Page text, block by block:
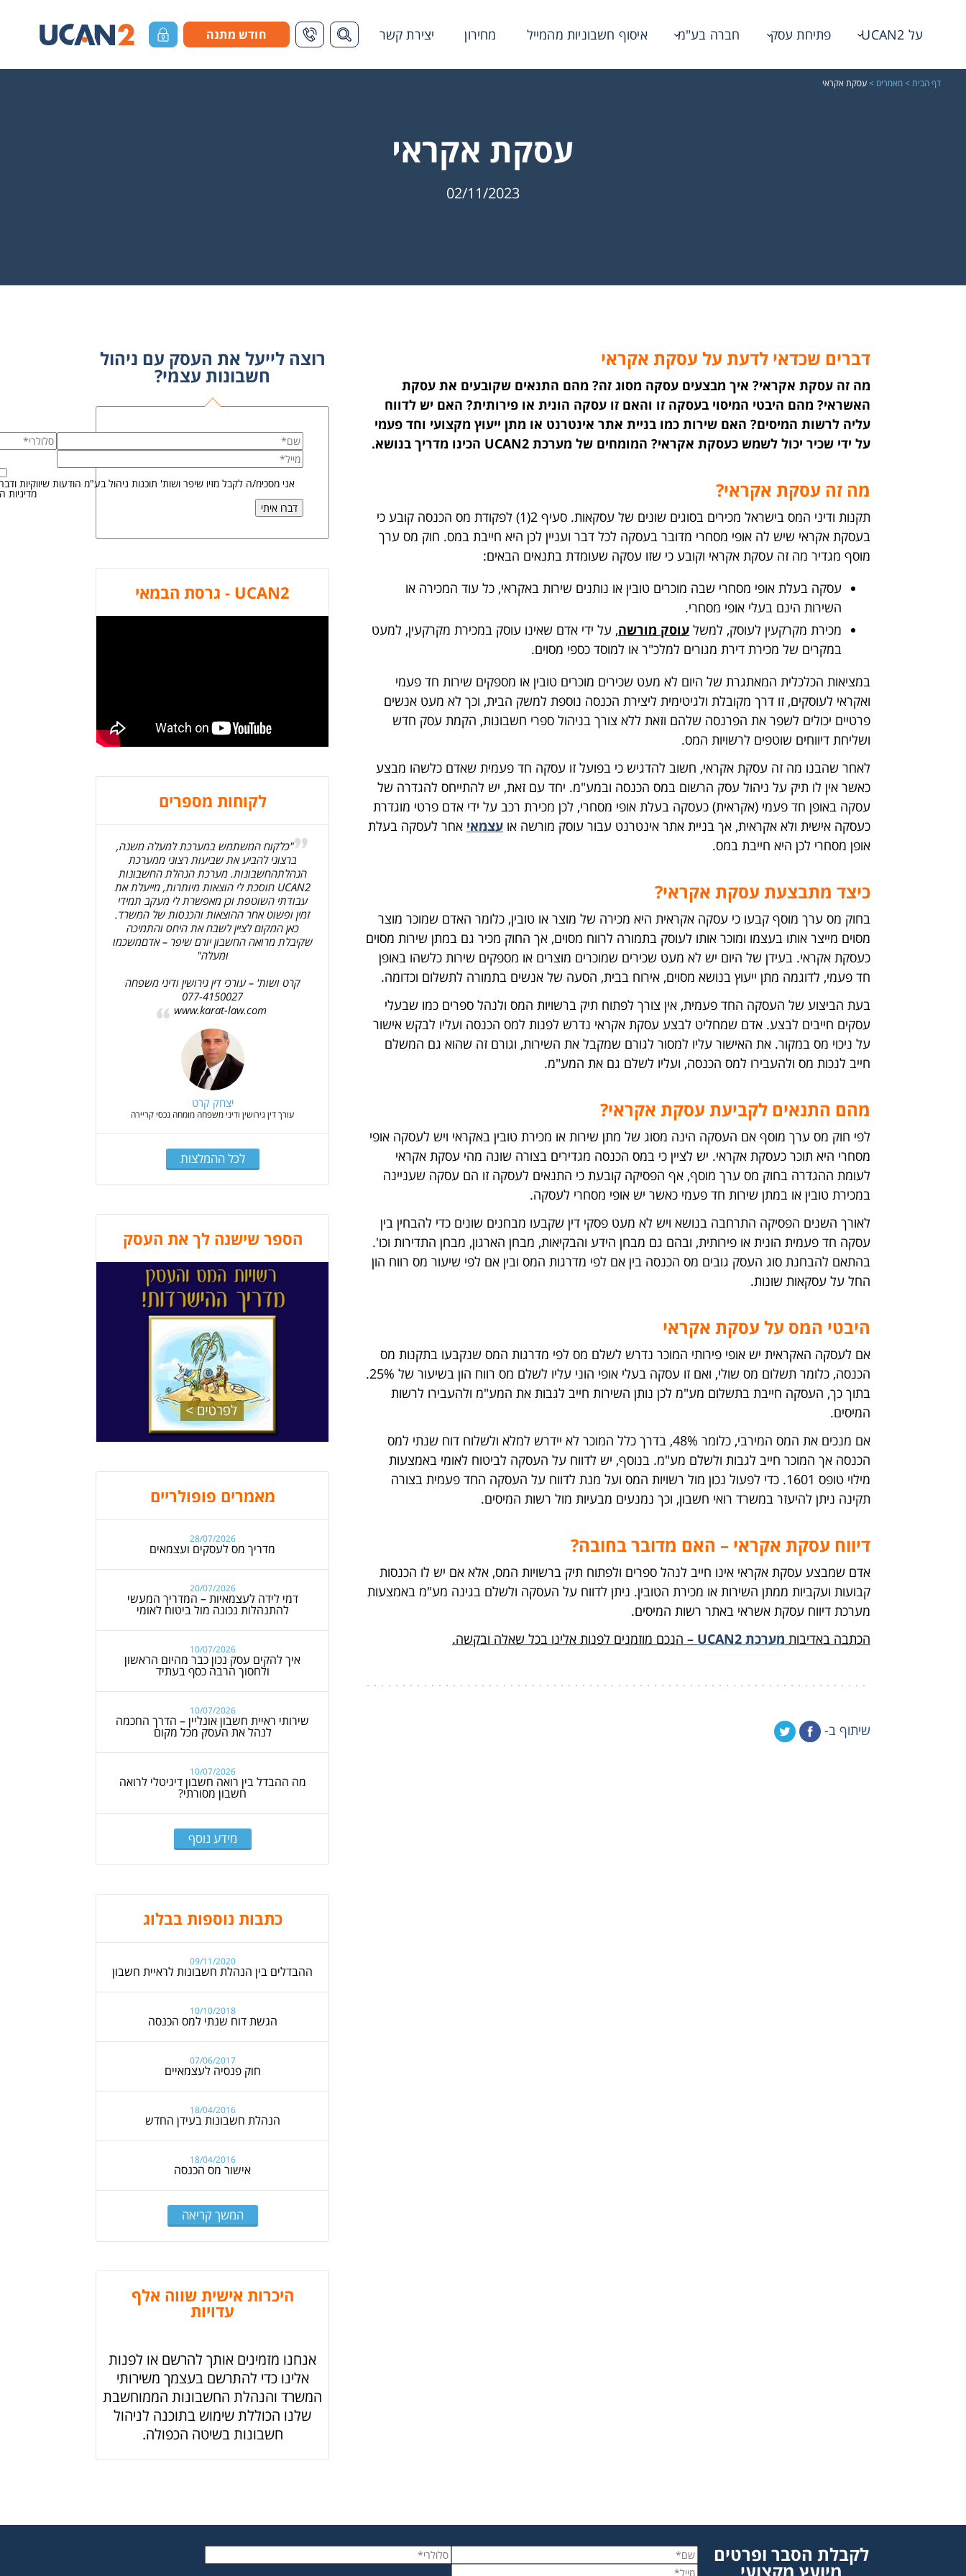
על UCAN2 פתיחת עסק חברה בע"מ איסוף חשבוניות מהמייל מחירון יצירת קשר הצג שדה חיפוש1-700-700-655
חודש מתנה כניסת לקוחות
דף הבית >מאמרים >עסקת אקראי
עסקת אקראי
02/11/2023
דברים שכדאי לדעת על עסקת אקראי
מה זה עסקת אקראי? איך מבצעים עסקה מסוג זה? מהם התנאים שקובעים את עסקת
האשראי? מהם היבטי המיסוי בעסקה זו והאם זו עסקה הונית או פירותית? האם יש לדווח
עליה לרשות המיסים? האם שירות כמו בניית אתר אינטרנט או מתן ייעוץ מקצועי וחד פעמי
על ידי שכיר יכול לשמש כעסקת אקראי? המומחים של מערכת UCAN2 הכינו מדריך בנושא.
מה זה עסקת אקראי?
תקנות ודיני המס בישראל מכירים בסוגים שונים של עסקאות. סעיף 2(1) לפקודת מס הכנסה קובע כי
בעסקת אקראי שיש לה אופי מסחרי מדובר בעסקה לכל דבר ועניין לכן היא חייבת במס. חוק מס ערך
מוסף מגדיר מה זה עסקת אקראי וקובע כי שזו עסקה שעומדת בתנאים הבאים:
עסקה בעלת אופי מסחרי שבה מוכרים טובין או נותנים שירות באקראי, כל עוד המכירה או
השירות הינם בעלי אופי מסחרי.
מכירת מקרקעין לעוסק, למשל עוסק מורשה, על ידי אדם שאינו עוסק במכירת מקרקעין, למעט
במקרים של מכירת דירת מגורים למלכ"ר או למוסד כספי מסוים.
במציאות הכלכלית המאתגרת של היום לא מעט שכירים מוכרים טובין או מספקים שירות חד פעמי
ואקראי לעוסקים, זו דרך מקובלת ולגיטימית ליצירת הכנסה נוספת למשק הבית, וכך לא מעט אנשים
פרטיים יכולים לשפר את הפרנסה שלהם וזאת ללא צורך בניהול ספרי חשבונות, הקמת עסק חדש
ושליחת דיווחים שוטפים לרשויות המס.
לאחר שהבנו מה זה עסקת אקראי, חשוב להדגיש כי בפועל זו עסקה חד פעמית שאדם כלשהו מבצע
כאשר אין לו תיק על ניהול עסק הרשום במס הכנסה ובמע"מ. יחד עם זאת, יש להתייחס להגדרה של
עסקה באופן חד פעמי (אקראית) כעסקה בעלת אופי מסחרי, לכן מכירת רכב על ידי אדם פרטי מוגדרת
כעסקה אישית ולא אקראית, אך בניית אתר אינטרנט עבור עוסק מורשה או עצמאי אחר לעסקה בעלת
אופן מסחרי לכן היא חייבת במס.
כיצד מתבצעת עסקת אקראי?
בחוק מס ערך מוסף קבעו כי עסקה אקראית היא מכירה של מוצר או טובין, כלומר האדם שמוכר מוצר
מסוים מייצר אותו בעצמו ומוכר אותו לעוסק בתמורה לרווח מסוים, אך החוק מכיר גם במתן שירות מסוים
כעסקת אקראי. בעידן של היום יש לא מעט שכירים שמוכרים מוצרים או מספקים שירות כלשהו באופן
חד פעמי, לדוגמה מתן ייעוץ בנושא מסוים, אירוח בבית, הסעה של אנשים בתמורה לתשלום וכדומה.
בעת הביצוע של העסקה החד פעמית, אין צורך לפתוח תיק ברשויות המס ולנהל ספרים כמו שבעלי
עסקים חייבים לבצע. אדם שמחליט לבצע עסקת אקראי נדרש לפנות למס הכנסה ועליו לבקש אישור
על ניכוי מס במקור. את האישור עליו למסור לגורם שמקבל את השירות, וגורם זה שהוא גם המשלם
חייב לנכות מס ולהעבירו למס הכנסה, ועליו לשלם גם את המע"מ.
מהם התנאים לקביעת עסקת אקראי?
לפי חוק מס ערך מוסף אם העסקה הינה מסוג של מתן שירות או מכירת טובין באקראי ויש לעסקה אופי
מסחרי היא תוכר כעסקת אקראי. יש לציין כי במס הכנסה מגדירים בצורה שונה מהי עסקת אקראי
לעומת ההגדרה בחוק מס ערך מוסף, אף הפסיקה קובעת כי התנאים לעסקה זו הם עסקה שעניינה
במכירת טובין או במתן שירות חד פעמי כאשר יש אופי מסחרי לעסקה.
לאורך השנים הפסיקה התרחבה בנושא ויש לא מעט פסקי דין שקבעו מבחנים שונים כדי להבחין בין
עסקה חד פעמית הונית או פירותית, ובהם גם מבחן הידע והבקיאות, מבחן הארגון, מבחן התדירות וכו'.
בהתאם להבחנת סוג העסק גובים מס הכנסה בין אם לפי מדרגות המס ובין אם לפי שיעור מס רווח הון
החל על עסקאות שונות.
היבטי המס על עסקת אקראי
אם לעסקה האקראית יש אופי פירותי המוכר נדרש לשלם מס לפי מדרגות המס שנקבעו בתקנות מס
הכנסה, כלומר תשלום מס שולי, ואם זו עסקה בעלי אופי הוני עליו לשלם מס רווח הון בשיעור של 25%.
בתוך כך, העסקה חייבת בתשלום מע"מ לכן נותן השירות חייב לגבות את המע"מ ולהעבירו לרשות
המיסים.
אם מנכים את המס המירבי, כלומר 48%, בדרך כלל המוכר לא יידרש למלא ולשלוח דוח שנתי למס
הכנסה אך המוכר חייב לגבות ולשלם מע"מ. בנוסף, יש לדווח על העסקה לביטוח לאומי באמצעות
מילוי טופס 1601. כדי לפעול נכון מול רשויות המס ועל מנת לדווח על העסקה החד פעמית בצורה
תקינה ניתן להיעזר במשרד רואי חשבון, וכך נמנעים מבעיות מול רשות המיסים.
דיווח עסקת אקראי – האם מדובר בחובה?
אדם שמבצע עסקת אקראי אינו חייב לנהל ספרים ולפתוח תיק ברשויות המס, אלא אם יש לו הכנסות
קבועות ועקביות ממתן השירות או מכירת הטובין. ניתן לדווח על העסקה ולשלם בגינה מע"מ באמצעות
מערכת דיווח עסקת אשראי באתר רשות המיסים.
הכתבה באדיבות מערכת UCAN2 – הנכם מוזמנים לפנות אלינו בכל שאלה ובקשה.
שיתוף ב-
רוצה לייעל את העסק עם ניהול
חשבונות עצמי?
אני מסכימ/ה לקבל מזיו שיפר ושות' תוכנות ניהול בע"מ הודעות
מדיניות
UCAN2 - גרסת הבמאי
לקוחות מספרים
"כלקוח המשתמש במערכת למעלה משנה,
ברצוני להביע את שביעות רצוני ממערכת
הנהלתהחשבונות. מערכת הנהלת החשבונות
UCAN2 חוסכת לי הוצאות מיותרות, מייעלת את
עבודתי השוטפת וכן מאפשרת לי מעקב תמידי
זמין ופשוט אחר ההוצאות והכנסות של המשרד.
כאן המקום לציין לשבח את היחס והתמיכה
שקיבלת מרואה החשבון יורם שיפר – אדםמשכמו
ומעלה"
קרט ושות' – עורכי דין גירושין ודיני משפחה
077-4150027
www.karat-law.com
יצחק קרט
עורך דין גירושין ודיני משפחה מומחה נכסי קריירה
לכל ההמלצות
הספר שישנה לך את העסק
מאמרים פופולריים
28/07/2026
מדריך מס לעסקים ועצמאים
20/07/2026
דמי לידה לעצמאיות – המדריך המעשי
להתנהלות נכונה מול ביטוח לאומי
10/07/2026
איך להקים עסק נכון כבר מהיום הראשון
ולחסוך הרבה כסף בעתיד
10/07/2026
שירותי ראיית חשבון אונליין – הדרך החכמה
לנהל את העסק מכל מקום
10/07/2026
מה ההבדל בין רואה חשבון דיגיטלי לרואה
חשבון מסורתי?
מידע נוסף
כתבות נוספות בבלוג
09/11/2020
ההבדלים בין הנהלת חשבונות לראיית חשבון
10/10/2018
הגשת דוח שנתי למס הכנסה
07/06/2017
חוק פנסיה לעצמאיים
18/04/2016
הנהלת חשבונות בעידן החדש
18/04/2016
אישור מס הכנסה
המשך קריאה
היכרות אישית שווה אלף
עדויות
אנחנו מזמינים אותך להרשם או לפנות
אלינו כדי להתרשם בעצמך משירותי
המשרד והנהלת החשבונות הממוחשבת
שלנו הכוללת שימוש בתוכנה לניהול
חשבונות בשיטה הכפולה.
לקבלת הסבר ופרטים